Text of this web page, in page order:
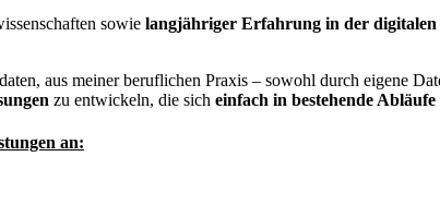
sowie langjähriger Erfahrung in der
aus meiner beruflichen Praxis – sowohl durch eigene
zu entwickeln, die sich einfach in bestehende
an: